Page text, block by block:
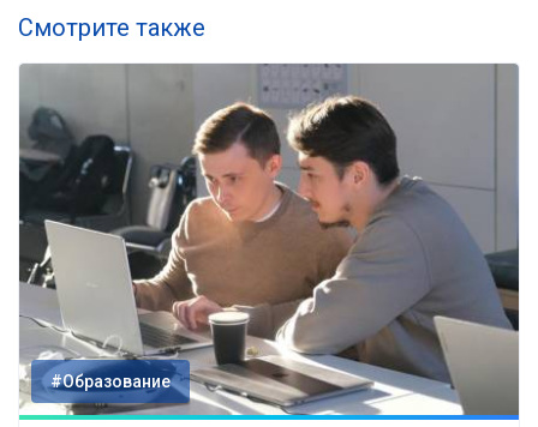
Смотрите также
#Образование